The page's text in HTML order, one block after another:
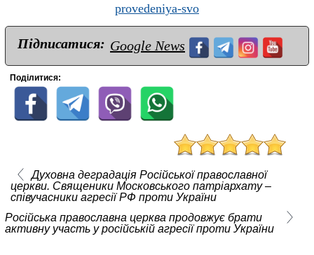
provedeniya-svo
Підписатися: Google News
Поділитися:
Духовна деградація Російської православної
церкви. Священики Московського патріархату –
співучасники агресії РФ проти України
Російська православна церква продовжує брати
активну участь у російській агресії проти України